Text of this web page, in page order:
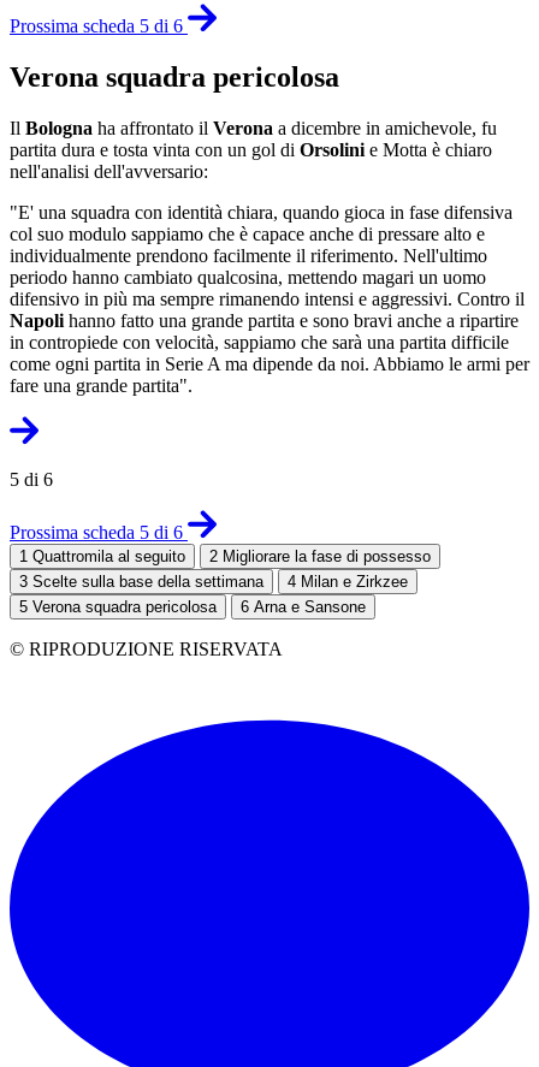
Prossima scheda 5 di 6
Verona squadra pericolosa
Il Bologna ha affrontato il Verona a dicembre in amichevole, fu
partita dura e tosta vinta con un gol di Orsolini e Motta è chiaro
nell'analisi dell'avversario:
"E' una squadra con identità chiara, quando gioca in fase difensiva
col suo modulo sappiamo che è capace anche di pressare alto e
individualmente prendono facilmente il riferimento. Nell'ultimo
periodo hanno cambiato qualcosina, mettendo magari un uomo
difensivo in più ma sempre rimanendo intensi e aggressivi. Contro il
Napoli hanno fatto una grande partita e sono bravi anche a ripartire
in contropiede con velocità, sappiamo che sarà una partita difficile
come ogni partita in Serie A ma dipende da noi. Abbiamo le armi per
fare una grande partita".
5 di 6
Prossima scheda 5 di 6
1 Quattromila al seguito 2 Migliorare la fase di possesso
3 Scelte sulla base della settimana 4 Milan e Zirkzee
5 Verona squadra pericolosa 6 Arna e Sansone
© RIPRODUZIONE RISERVATA